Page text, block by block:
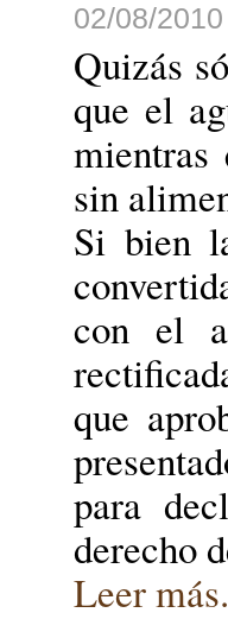
02/08/2010
Quizás
que el
mientras
sin
Si bien
con el
que
para
derecho
Leer